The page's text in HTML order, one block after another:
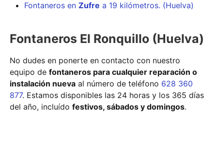
Fontaneros en Zufre a 19 kilómetros. (Huelva)
Fontaneros El Ronquillo (Huelva)
No dudes en ponerte en contacto con nuestro
equipo de fontaneros para cualquier reparación o
instalación nueva al número de teléfono 628 360
877. Estamos disponibles las 24 horas y los 365 días
del año, incluído festivos, sábados y domingos.